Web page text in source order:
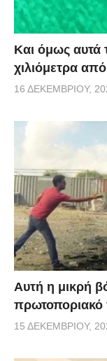
Και όμως αυτά
χιλιόμετρα
16 ΔΕΚΕΜΒΡΊΟΥ,
Αυτή η μικρή
πρωτοποριακό
15 ΔΕΚΕΜΒΡΊΟΥ,